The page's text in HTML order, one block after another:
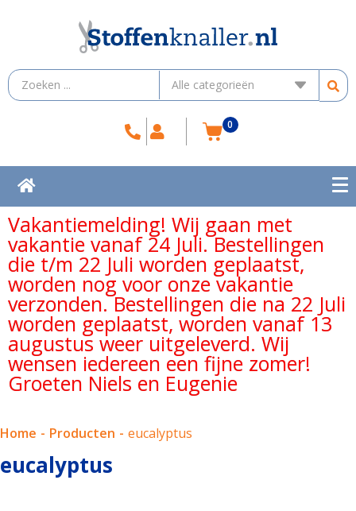
0
Vakantiemelding! Wij gaan met
vakantie vanaf 24 Juli. Bestellingen
die t/m 22 Juli worden geplaatst,
worden nog voor onze vakantie
verzonden. Bestellingen die na 22 Juli
worden geplaatst, worden vanaf 13
augustus weer uitgeleverd. Wij
wensen iedereen een fijne zomer!
Groeten Niels en Eugenie
Home - Producten - eucalyptus
eucalyptus